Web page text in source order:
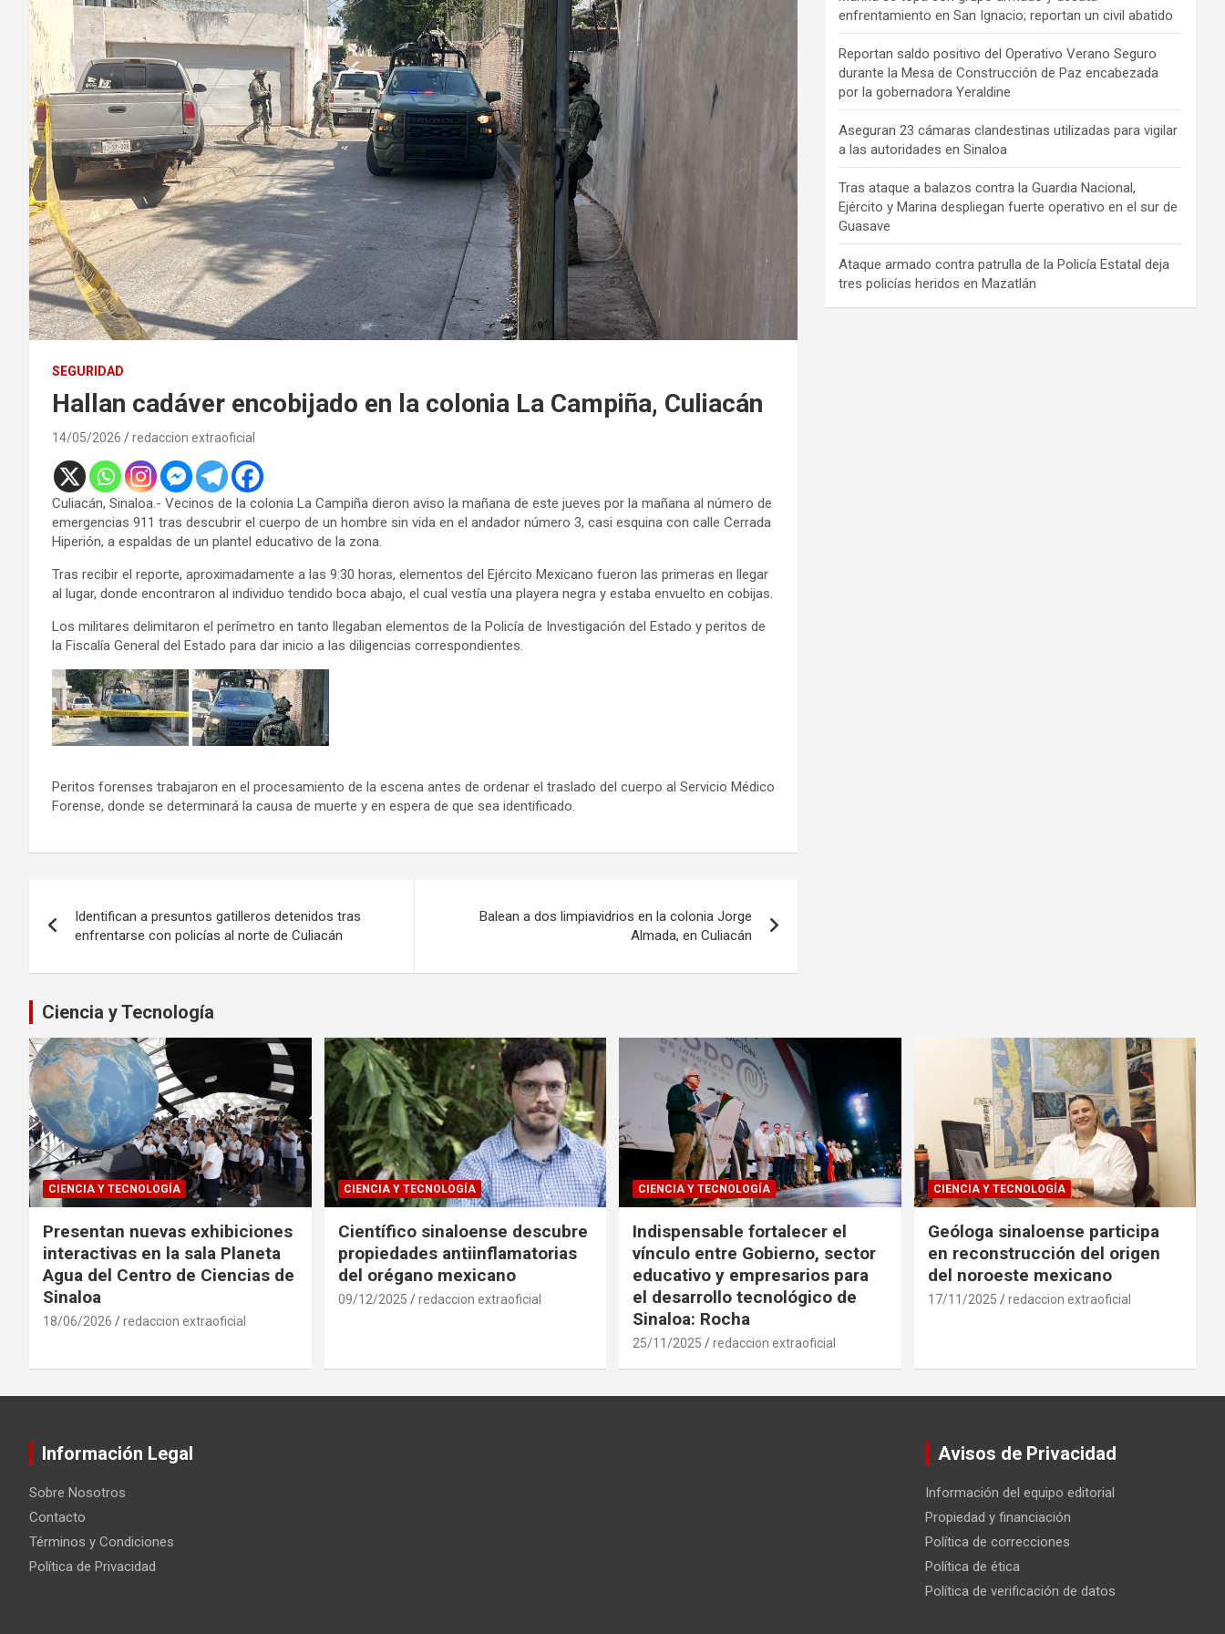
SEGURIDAD
Hallan cadáver encobijado en la colonia La Campiña, Culiacán
14/05/2026 redaccion extraoficial
Culiacán, Sinaloa.- Vecinos de la colonia La Campiña dieron aviso la mañana de este jueves por la mañana al número de
emergencias 911 tras descubrir el cuerpo de un hombre sin vida en el andador número 3, casi esquina con calle Cerrada
Hiperión, a espaldas de un plantel educativo de la zona.
Tras recibir el reporte, aproximadamente a las 9:30 horas, elementos del Ejército Mexicano fueron las primeras en llegar
al lugar, donde encontraron al individuo tendido boca abajo, el cual vestía una playera negra y estaba envuelto en cobijas.
Los militares delimitaron el perímetro en tanto llegaban elementos de la Policía de Investigación del Estado y peritos de
la Fiscalía General del Estado para dar inicio a las diligencias correspondientes.
Peritos forenses trabajaron en el procesamiento de la escena antes de ordenar el traslado del cuerpo al Servicio Médico
Forense, donde se determinará la causa de muerte y en espera de que sea identificado.
de
entradas
Identifican a presuntos gatilleros detenidos tras
enfrentarse con policías al norte de Culiacán
Balean a dos limpiavidrios en la colonia Jorge
Almada, en Culiacán
enfrentamiento en San Ignacio; reportan un civil abatido
Reportan saldo positivo del Operativo Verano Seguro
durante la Mesa de Construcción de Paz encabezada
por la gobernadora Yeraldine
Aseguran 23 cámaras clandestinas utilizadas para vigilar
a las autoridades en Sinaloa
Tras ataque a balazos contra la Guardia Nacional,
Ejército y Marina despliegan fuerte operativo en el sur de
Guasave
Ataque armado contra patrulla de la Policía Estatal deja
tres policías heridos en Mazatlán
Ciencia y Tecnología
CIENCIA Y TECNOLOGÍA
Presentan nuevas exhibiciones
interactivas en la sala Planeta
Agua del Centro de Ciencias de
Sinaloa
18/06/2026 redaccion extraoficial
CIENCIA Y TECNOLOGÍA
Científico sinaloense descubre
propiedades antiinflamatorias
del orégano mexicano
09/12/2025 redaccion extraoficial
CIENCIA Y TECNOLOGÍA
Indispensable fortalecer el
vínculo entre Gobierno, sector
educativo y empresarios para
el desarrollo tecnológico de
Sinaloa: Rocha
25/11/2025 redaccion extraoficial
CIENCIA Y TECNOLOGÍA
Geóloga sinaloense participa
en reconstrucción del origen
del noroeste mexicano
17/11/2025 redaccion extraoficial
Información Legal
Sobre Nosotros
Contacto
Términos y Condiciones
Política de Privacidad
Avisos de Privacidad
Información del equipo editorial
Propiedad y financiación
Política de correcciones
Política de ética
Política de verificación de datos